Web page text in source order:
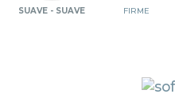
SUAVE - SUAVE
FIRME